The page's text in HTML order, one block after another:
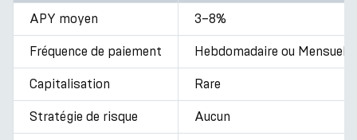
APY moyen 3–8%
Fréquence de paiement Hebdomadaire ou Mensuel
Capitalisation Rare
Stratégie de risque Aucun